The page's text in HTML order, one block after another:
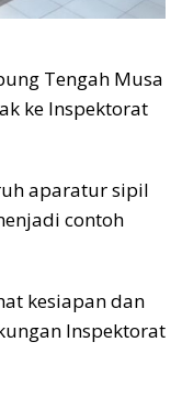
Tengah Musa
ke Inspektorat
aparatur sipil
contoh
kesiapan dan
Inspektorat